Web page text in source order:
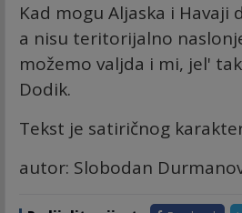
Kad mogu Aljaska i Havaji
a nisu teritorijalno
možemo valjda i mi, jel'
Dodik.
Tekst je satiričnog
autor: Slobodan